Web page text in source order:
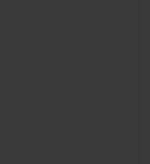
جمع
وخميس بعد